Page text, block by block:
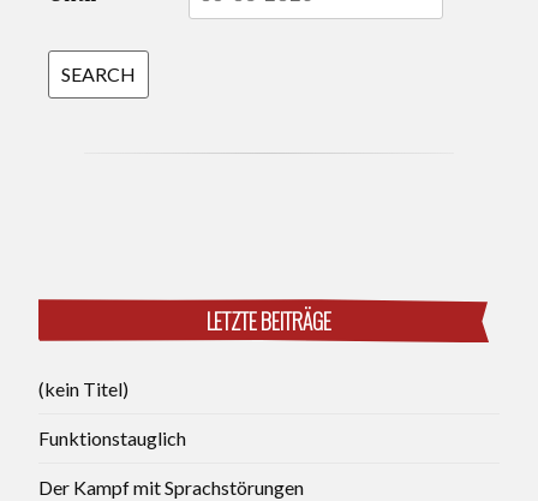
LETZTE BEITRÄGE
(kein Titel)
Funktionstauglich
Der Kampf mit Sprachstörungen